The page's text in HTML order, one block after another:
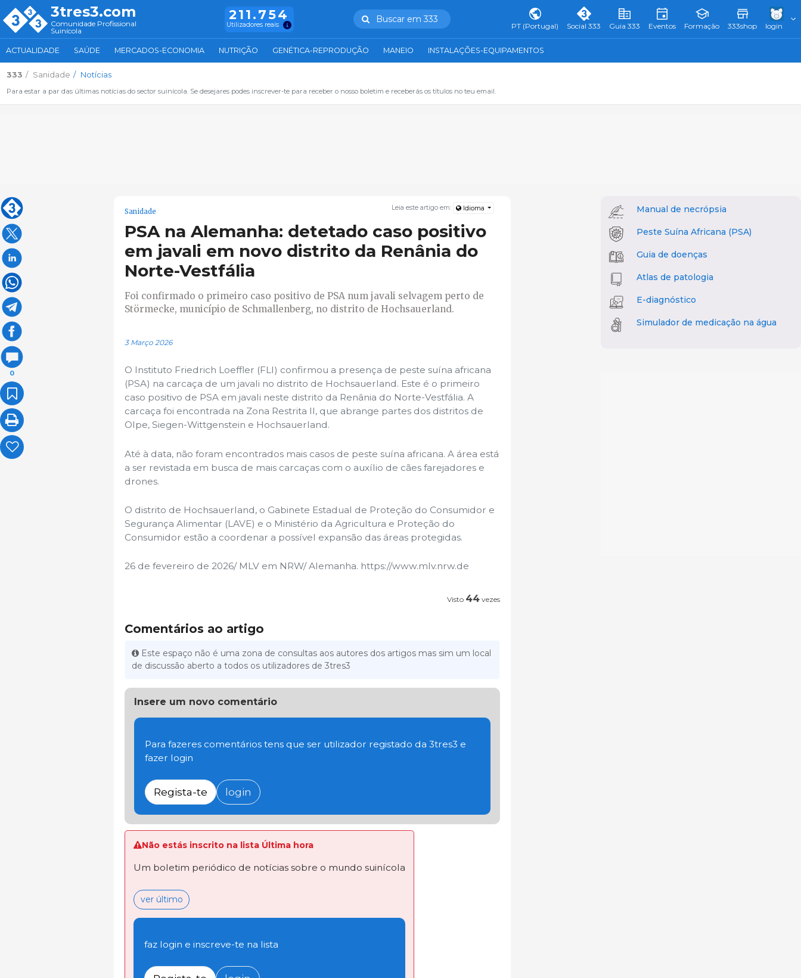
3tres3.com
Comunidade Profissional
Suinícola
211.754
Utilizadores reais
Buscar em 333
PT (Portugal) Social 333 Guia 333 Eventos Formação 333shop login
ACTUALIDADE SAÚDE MERCADOS-ECONOMIA NUTRIÇÃO GENÉTICA-REPRODUÇÃO MANEIO INSTALAÇÕES-EQUIPAMENTOS
333 Sanidade Notícias
Para estar a par das últimas notícias do sector suinícola. Se desejares podes inscrever-te para receber o nosso boletim e receberás os títulos no teu email.
0
Leia este artigo em: Idioma
Sanidade
PSA na Alemanha: detetado caso positivo
em javali em novo distrito da Renânia do
Norte-Vestfália
Foi confirmado o primeiro caso positivo de PSA num javali selvagem perto de
Störmecke, município de Schmallenberg, no distrito de Hochsauerland.
3 Março 2026
O Instituto Friedrich Loeffler (FLI) confirmou a presença de peste suína africana
(PSA) na carcaça de um javali no distrito de Hochsauerland. Este é o primeiro
caso positivo de PSA em javali neste distrito da Renânia do Norte-Vestfália. A
carcaça foi encontrada na Zona Restrita II, que abrange partes dos distritos de
Olpe, Siegen-Wittgenstein e Hochsauerland.
Até à data, não foram encontrados mais casos de peste suína africana. A área está
a ser revistada em busca de mais carcaças com o auxílio de cães farejadores e
drones.
O distrito de Hochsauerland, o Gabinete Estadual de Proteção do Consumidor e
Segurança Alimentar (LAVE) e o Ministério da Agricultura e Proteção do
Consumidor estão a coordenar a possível expansão das áreas protegidas.
26 de fevereiro de 2026/ MLV em NRW/ Alemanha. https://www.mlv.nrw.de
Visto 44 vezes
Comentários ao artigo
Este espaço não é uma zona de consultas aos autores dos artigos mas sim um local
de discussão aberto a todos os utilizadores de 3tres3
Insere um novo comentário
Para fazeres comentários tens que ser utilizador registado da 3tres3 e
fazer login
Regista-te login
Não estás inscrito na lista Última hora
Um boletim periódico de notícias sobre o mundo suinícola
ver último
faz login e inscreve-te na lista
Manual de necrópsia
Peste Suína Africana (PSA)
Guia de doenças
Atlas de patologia
E-diagnóstico
Simulador de medicação na água